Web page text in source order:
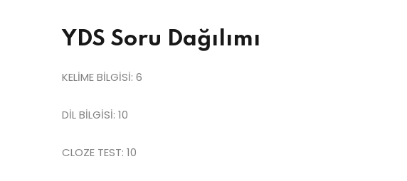
YDS Soru Dağılımı
KELİME BİLGİSİ: 6
DİL BİLGİSİ: 10
CLOZE TEST: 10